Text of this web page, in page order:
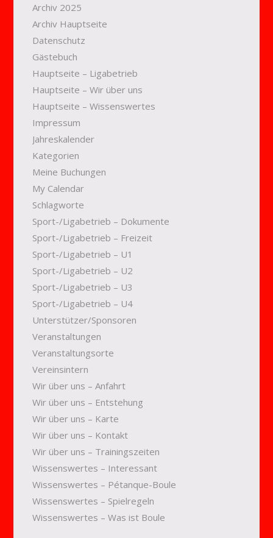
Archiv 2025
Archiv Hauptseite
Datenschutz
Gästebuch
Hauptseite – Ligabetrieb
Hauptseite – Wir über uns
Hauptseite – Wissenswertes
Impressum
Jahreskalender
Kategorien
Meine Buchungen
My Calendar
Schlagworte
Sport-/Ligabetrieb – Dokumente
Sport-/Ligabetrieb – Freizeit
Sport-/Ligabetrieb – U1
Sport-/Ligabetrieb – U2
Sport-/Ligabetrieb – U3
Sport-/Ligabetrieb – U4
Unterstützer/Sponsoren
Veranstaltungen
Veranstaltungsorte
Vereinsintern
Wir über uns – Anfahrt
Wir über uns – Entstehung
Wir über uns – Karte
Wir über uns – Kontakt
Wir über uns – Trainingszeiten
Wissenswertes – Interessant
Wissenswertes – Pétanque-Boule
Wissenswertes – Spielregeln
Wissenswertes – Was ist Boule